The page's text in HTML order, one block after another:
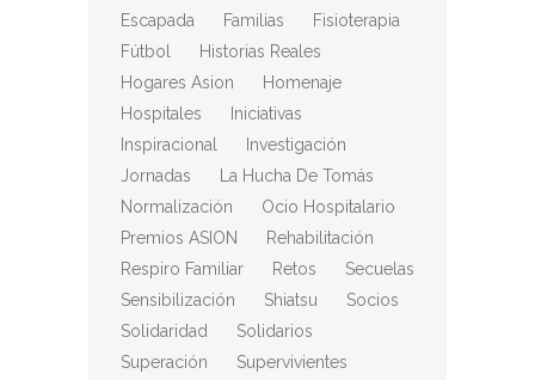
Escapada
Familias
Fisioterapia
Fútbol
Historias Reales
Hogares Asion
Homenaje
Hospitales
Iniciativas
Inspiracional
Investigación
Jornadas
La Hucha De Tomás
Normalización
Ocio Hospitalario
Premios ASION
Rehabilitación
Respiro Familiar
Retos
Secuelas
Sensibilización
Shiatsu
Socios
Solidaridad
Solidarios
Superación
Supervivientes